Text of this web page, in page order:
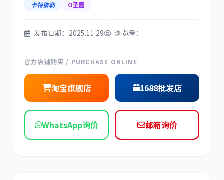
神钢
现代 帕金斯
卡特彼勒 O型圈
发布日期：2025.11.29 浏览量：
官方店铺购买 / PURCHASE ONLINE
淘宝旗舰店 1688批发店
WhatsApp询价 邮箱询价